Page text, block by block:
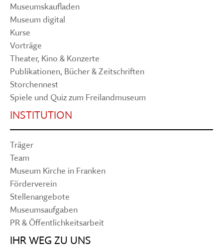
Museumskaufladen
Museum digital
Kurse
Vorträge
Theater, Kino & Konzerte
Publikationen, Bücher & Zeitschriften
Storchennest
Spiele und Quiz zum Freilandmuseum
INSTITUTION
Träger
Team
Museum Kirche in Franken
Förderverein
Stellenangebote
Museumsaufgaben
PR & Öffentlichkeitsarbeit
IHR WEG ZU UNS